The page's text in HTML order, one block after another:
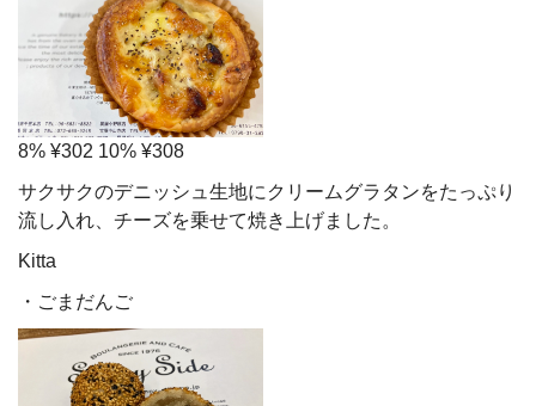
8% ¥302 10% ¥308
サクサクのデニッシュ生地にクリームグラタンをたっぷり
流し入れ、チーズを乗せて焼き上げました。
Kitta
・ごまだんご